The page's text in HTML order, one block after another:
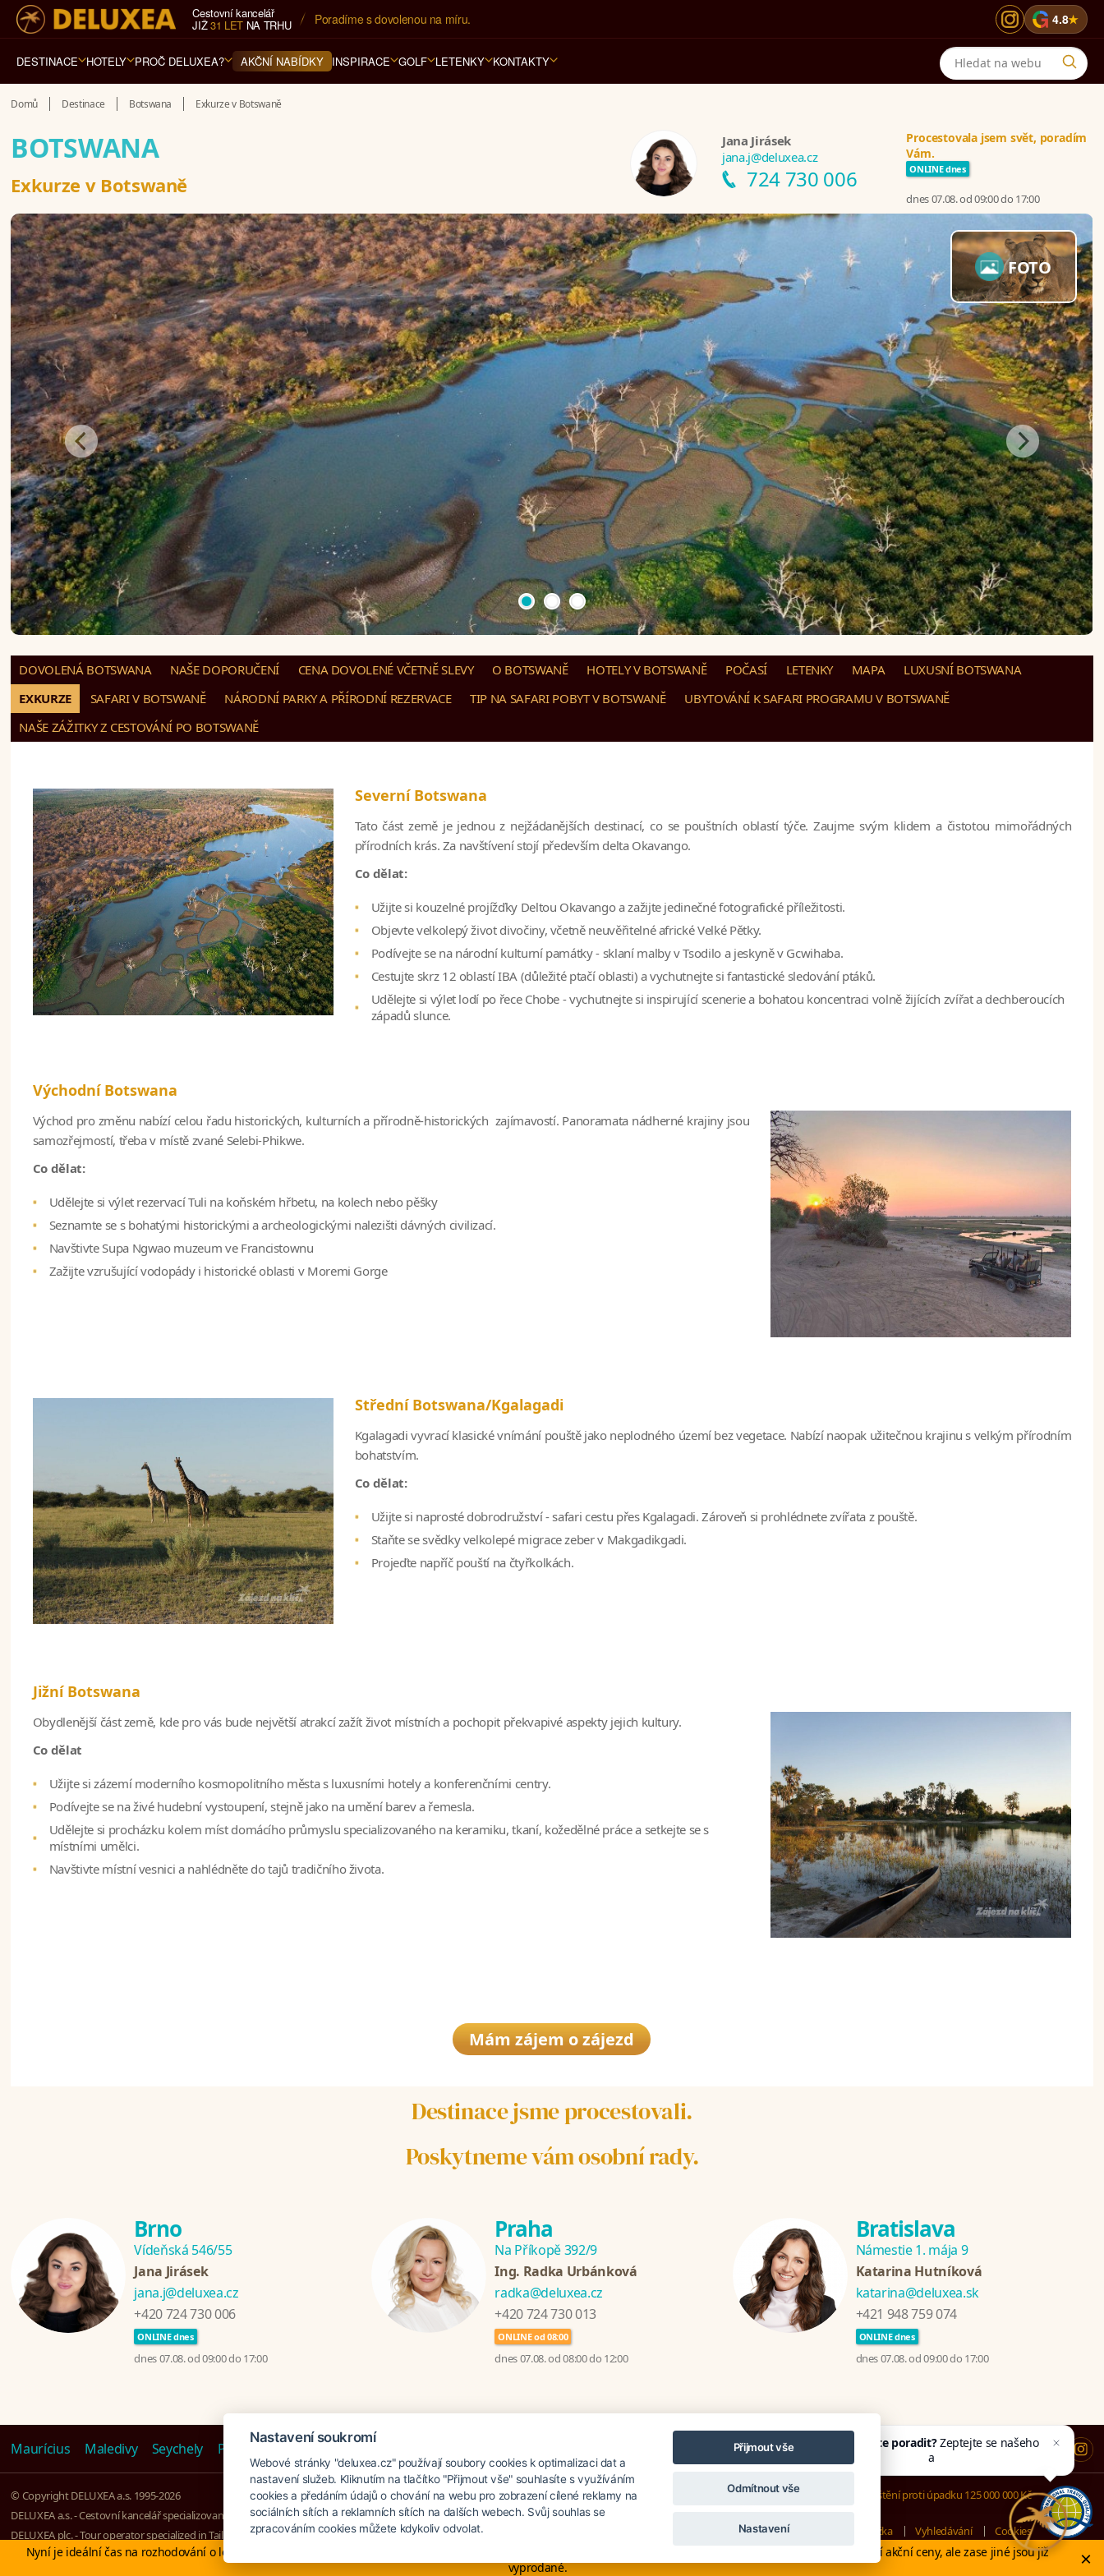
Cestovní kancelář
JIŽ31 LETNA TRHU 5* cestovní kancelář na luxusní dovolenou od 100.000 Kč. G 4.8★
DESTINACE HOTELY PROČ DELUXEA? AKČNÍ NABÍDKY INSPIRACE GOLF LETENKY KONTAKTY
Domů Destinace Botswana Exkurze v Botswaně
BOTSWANA
Exkurze v Botswaně
Jana Jirásek
jana.j@deluxea.cz
724 730 006
Procestovala jsem svět, poradím
Vám.
ONLINE dnes
dnes 07.08. od 09:00 do 17:00
FOTO
DOVOLENÁ BOTSWANA NAŠE DOPORUČENÍ CENA DOVOLENÉ VČETNĚ SLEVY O BOTSWANĚ HOTELY V BOTSWANĚ POČASÍ LETENKY MAPA
LUXUSNÍ BOTSWANA
EXKURZE
SAFARI V BOTSWANĚ NÁRODNÍ PARKY A PŘÍRODNÍ REZERVACE TIP NA SAFARI POBYT V BOTSWANĚ
UBYTOVÁNÍ K SAFARI PROGRAMU V BOTSWANĚ
NAŠE ZÁŽITKY Z CESTOVÁNÍ PO BOTSWANĚ
Severní Botswana
Tato část země je jednou z nejžádanějších destinací, co se pouštních oblastí týče. Zaujme svým klidem a čistotou mimořádných
přírodních krás. Za navštívení stojí především delta Okavango.
Co dělat:
Užijte si kouzelné projížďky Deltou Okavango a zažijte jedinečné fotografické příležitosti.
Objevte velkolepý život divočiny, včetně neuvěřitelné africké Velké Pětky.
Podívejte se na národní kulturní památky - sklaní malby v Tsodilo a jeskyně v Gcwihaba.
Cestujte skrz 12 oblastí IBA (důležité ptačí oblasti) a vychutnejte si fantastické sledování ptáků.
Udělejte si výlet lodí po řece Chobe - vychutnejte si inspirující scenerie a bohatou koncentraci volně žijících zvířat a dechberoucích
západů slunce.
Východní Botswana
Východ pro změnu nabízí celou řadu historických, kulturních a přírodně-historických zajímavostí. Panoramata nádherné krajiny jsou
samozřejmostí, třeba v místě zvané Selebi-Phikwe.
Co dělat:
Udělejte si výlet rezervací Tuli na koňském hřbetu, na kolech nebo pěšky
Seznamte se s bohatými historickými a archeologickými nalezišti dávných civilizací.
Navštivte Supa Ngwao muzeum ve Francistownu
Zažijte vzrušující vodopády i historické oblasti v Moremi Gorge
Střední Botswana/Kgalagadi
Kgalagadi vyvrací klasické vnímání pouště jako neplodného území bez vegetace. Nabízí naopak užitečnou krajinu s velkým přírodním
bohatstvím.
Co dělat:
Užijte si naprosté dobrodružství - safari cestu přes Kgalagadi. Zároveň si prohlédnete zvířata z pouště.
Staňte se svědky velkolepé migrace zeber v Makgadikgadi.
Projeďte napříč pouští na čtyřkolkách.
Jižní Botswana
Obydlenější část země, kde pro vás bude největší atrakcí zažít život místních a pochopit překvapivé aspekty jejich kultury.
Co dělat
Užijte si zázemí moderního kosmopolitního města s luxusními hotely a konferenčními centry.
Podívejte se na živé hudební vystoupení, stejně jako na umění barev a řemesla.
Udělejte si procházku kolem míst domácího průmyslu specializovaného na keramiku, tkaní, kožedělné práce a setkejte se s
místními umělci.
Navštivte místní vesnici a nahlédněte do tajů tradičního života.
Mám zájem o zájezd
Destinace jsme procestovali.
Poskytneme vám osobní rady.
Brno
Vídeňská 546/55
Jana Jirásek
jana.j@deluxea.cz
+420 724 730 006
ONLINE dnes
dnes 07.08. od 09:00 do 17:00
Praha
Na Příkopě 392/9
Ing. Radka Urbánková
radka@deluxea.cz
+420 724 730 013
ONLINE od 08:00
dnes 07.08. od 08:00 do 12:00
Bratislava
Námestie 1. mája 9
Katarina Hutníková
katarina@deluxea.sk
+421 948 759 074
ONLINE dnes
dnes 07.08. od 09:00 do 17:00
Maurícius Maledivy Seychely Polynésie Emiráty
© Copyright DELUXEA a.s. 1995-2026
DELUXEA a.s. - Cestovní kancelář specializovaná na Zájezdy na klíč, založena roku 1995
DELUXEA plc. - Tour operator specialized in Tailor-made holidays - since 1995
Pojištění proti úpadku 125 000 000 Kč
Mapa stránek Právní doložka Vyhledávání Cookies
Nyní je ideální čas na rozhodování o letní dovolené, ať ji neřešíte na poslední chvíli. Smartwings i Austrian lety po Evropě neruší. Mnohé hotely v Evropě stále nabízí akční ceny, ale zase jiné jsou již
vyprodané.
×
Nastavení soukromí
Webové stránky "deluxea.cz" používají soubory cookies k optimalizaci dat a
nastavení služeb. Kliknutím na tlačítko "Přijmout vše" souhlasíte s využíváním
cookies a předáním údajů o chování na webu pro zobrazení cílené reklamy na
sociálních sítích a reklamních sítích na dalších webech. Svůj souhlas se
zpracováním cookies můžete kdykoliv odvolat.
Přijmout vše
Odmítnout vše
Nastavení
Potřebujete poradit?Zeptejte se našeho
asistentaChettyho